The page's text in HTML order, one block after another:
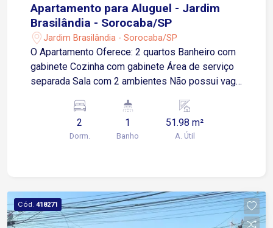
Apartamento para Aluguel - Jardim
Brasilândia - Sorocaba/SP
Jardim Brasilândia - Sorocaba/SP
O Apartamento Oferece: 2 quartos Banheiro com
gabinete Cozinha com gabinete Área de serviço
separada Sala com 2 ambientes Não possui vaga
Estratégica: Situado no Jardim Brasilândia, o
apartamento está a poucos metros da Avenida
José Joaquim Lacerda e da Rua Paes de
Ideal para quem deseja praticidade no dia a dia.
Entre em contato para mais informações ou
2
Dorm.
1
Banho
51.98 m²
A. Útil
Cód. 418271